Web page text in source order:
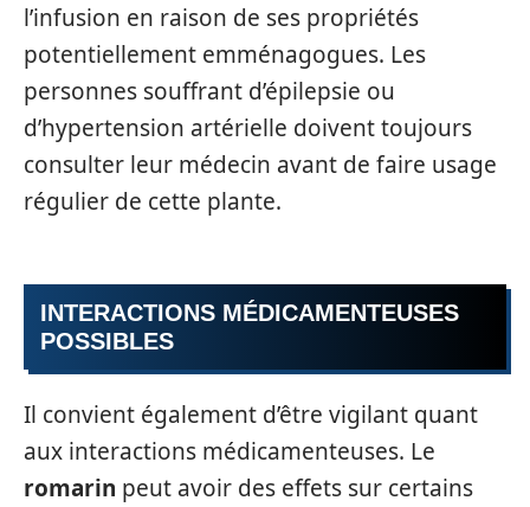
l’infusion en raison de ses propriétés
potentiellement emménagogues. Les
personnes souffrant d’épilepsie ou
d’hypertension artérielle doivent toujours
consulter leur médecin avant de faire usage
régulier de cette plante.
INTERACTIONS MÉDICAMENTEUSES
POSSIBLES
Il convient également d’être vigilant quant
aux interactions médicamenteuses. Le
romarin peut avoir des effets sur certains